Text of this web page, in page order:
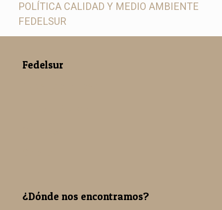
POLÍTICA CALIDAD Y MEDIO AMBIENTE
FEDELSUR
Fedelsur
¿Dónde nos encontramos?